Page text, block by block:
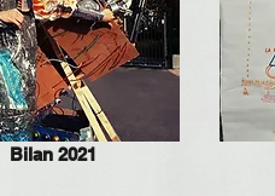
Bilan 2021